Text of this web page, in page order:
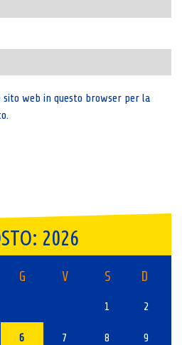
sito web in questo browser per la
2026
G V S D
1 2
6 7 8 9